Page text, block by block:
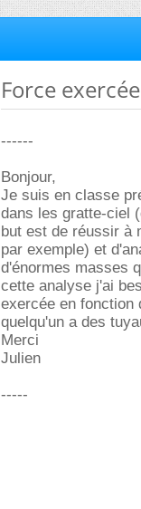
Force
------
Bonjour,
Je suis en classe
dans les gratte-ciel
but est de réussir à
par exemple) et
d'énormes masses
cette analyse j'ai
exercée en fonction
quelqu'un a des
Merci
Julien
-----